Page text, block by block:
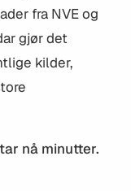
fra NVE og
gjør det
kilder,
nå minutter.